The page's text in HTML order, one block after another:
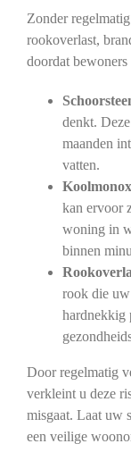
Zonder
rookoverlast,
doordat
denkt.
maanden
vatten.
kan ervoor
woning in
binnen
rook die
hardnekkig
Door regelmatig
verkleint u deze
misgaat. Laat uw
een veilige